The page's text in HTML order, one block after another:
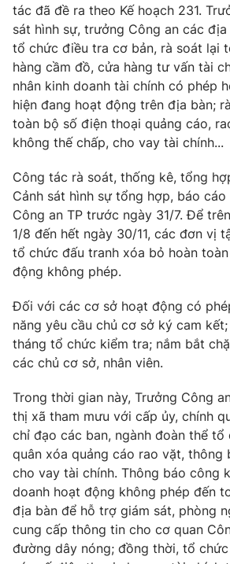
VTV Sức khoẻ Bất
Thị trường 24h Tấm
VTV4 Vươn
Liên hệ tòa soạn English
Theo dõi báo trên
Cơ quan chủ quản:
Đài Truyền hình Việt
Cơ quan báo chí:Thời báo VTV
Giấy phép hoạt động báo in và báo điện
cấp ngày 29/12/2023
Tổng Biên tập:Vũ Thanh Thủy
Phó Tổng Biên tập:Nguyễn Thị Mỹ Hạnh,
Nguyễn Trọng Ninh
Tổng đài VTV:024.38 355 931 - 024.38
tác đã đề ra theo Kế hoạch 231.
sát hình sự, trưởng Công an các
tổ chức điều tra cơ bản, rà soát lại
hàng cầm đồ, cửa hàng tư vấn tài
nhân kinh doanh tài chính có phép
hiện đang hoạt động trên địa bàn;
toàn bộ số điện thoại quảng cáo,
không thế chấp, cho vay tài chính...
Công tác rà soát, thống kê, tổng
Cảnh sát hình sự tổng hợp, báo
Công an TP trước ngày 31/7. Để
1/8 đến hết ngày 30/11, các đơn vị
tổ chức đấu tranh xóa bỏ hoàn
động không phép.
Đối với các cơ sở hoạt động có
năng yêu cầu chủ cơ sở ký cam
tháng tổ chức kiểm tra; nắm bắt
các chủ cơ sở, nhân viên.
Trong thời gian này, Trưởng Công
thị xã tham mưu với cấp ủy, chính
chỉ đạo các ban, ngành đoàn thể
quân xóa quảng cáo rao vặt, thông
cho vay tài chính. Thông báo công
doanh hoạt động không phép đến
địa bàn để hỗ trợ giám sát, phòng
cung cấp thông tin cho cơ quan
đường dây nóng; đồng thời, tổ